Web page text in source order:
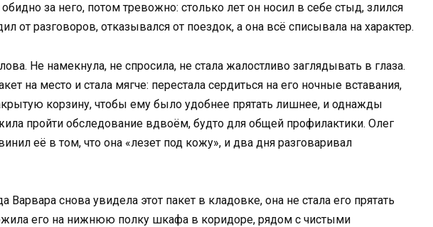
за него, потом тревожно: столько лет он носил в себе стыд, злился
от разговоров, отказывался от поездок, а она всё списывала на характер.
Не намекнула, не спросила, не стала жалостливо заглядывать в глаза.
на место и стала мягче: перестала сердиться на его ночные вставания,
корзину, чтобы ему было удобнее прятать лишнее, и однажды
пройти обследование вдвоём, будто для общей профилактики. Олег
её в том, что она «лезет под кожу», и два дня разговаривал
Варвара снова увидела этот пакет в кладовке, она не стала его прятать
его на нижнюю полку шкафа в коридоре, рядом с чистыми